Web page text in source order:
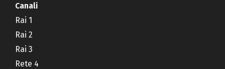
Canali
Rai 1
Rai 2
Rai 3
Rete 4